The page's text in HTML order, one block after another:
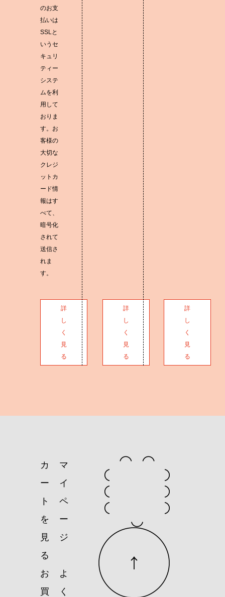
のお支
払いは
SSLと
いうセ
キュリ
ティー
システ
ムを利
用して
おりま
す。お
客様の
大切な
クレジ
ットカ
ード情
報はす
べて、
暗号化
されて
送信さ
れま
す。
詳
し
く
見
る
詳
し
く
見
る
詳
し
く
見
る
カ
ー
ト
を
見
る
マ
イ
ペ
ー
ジ
お
買
よ
く